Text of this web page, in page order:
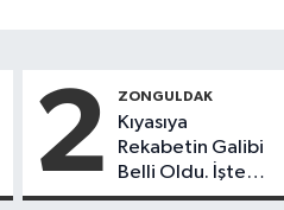
2 ZONGULDAK
Kıyasıya
Rekabetin Galibi
Belli Oldu. İşte
Liderlik